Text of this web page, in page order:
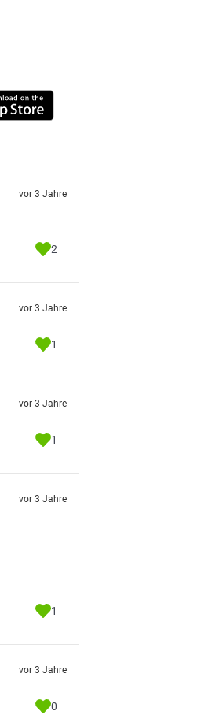
vor 3 Jahre
2
vor 3 Jahre
1
vor 3 Jahre
1
vor 3 Jahre
1
vor 3 Jahre
0